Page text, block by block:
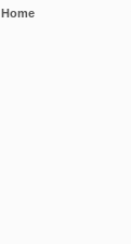
Home